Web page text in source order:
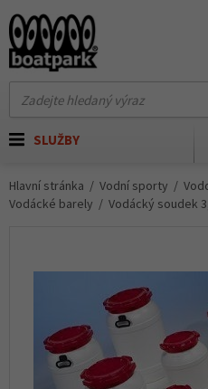
SLUŽBY
Hlavní stránka Vodní sporty
Vodácké barely
Vodácký soudek